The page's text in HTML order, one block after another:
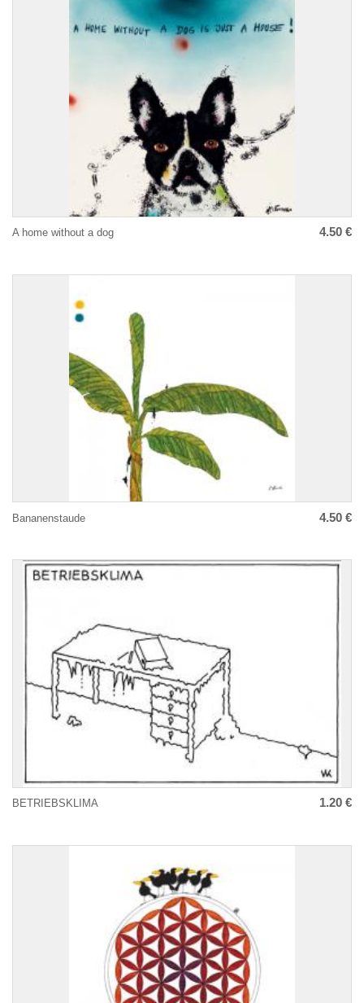
A home without a dog 4.50 €
Bananenstaude 4.50 €
BETRIEBSKLIMA 1.20 €